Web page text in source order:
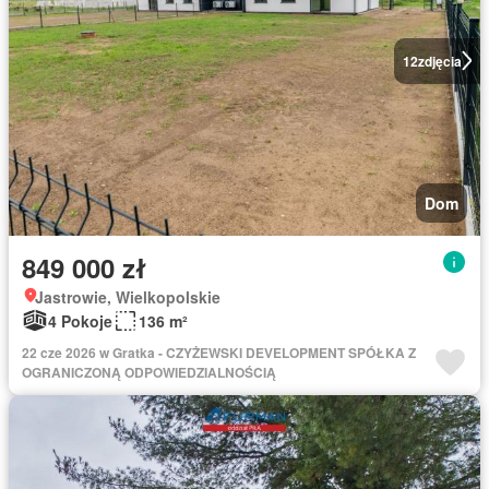
12zdjęcia
Dom
849 000 zł
Jastrowie, Wielkopolskie
4 Pokoje
136 m²
22 cze 2026 w Gratka - CZYŻEWSKI DEVELOPMENT SPÓŁKA Z
OGRANICZONĄ ODPOWIEDZIALNOŚCIĄ